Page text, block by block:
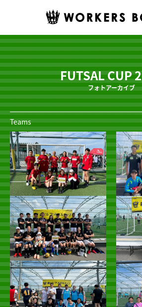
FUTSAL CUP
フォトアーカイブ
Teams